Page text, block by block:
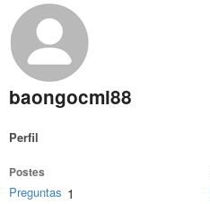
baongocmi88
Perfil
Postes
Preguntas 1